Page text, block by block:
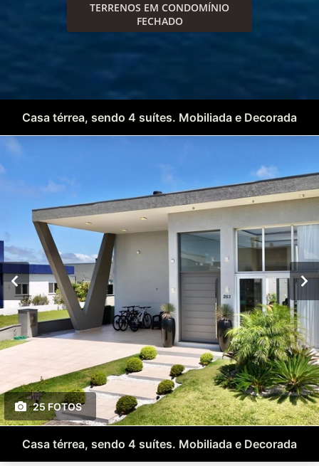
TERRENOS EM CONDOMÍNIO
FECHADO
Casa térrea, sendo 4 suítes. Mobiliada e Decorada
25 FOTOS
Casa térrea, sendo 4 suítes. Mobiliada e Decorada